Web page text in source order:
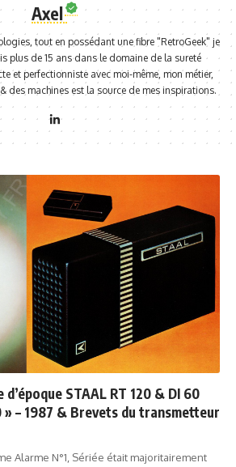
Axel
tout en possédant une fibre "RetroGeek" je
plus de 15 ans dans le domaine de la sureté
et perfectionniste avec moi-même, mon métier,
des machines est la source de mes inspirations.
STAAL RT 120 & DI 60
» – 1987 & Brevets du transmetteur
Alarme N°1, Sériée était majoritairement